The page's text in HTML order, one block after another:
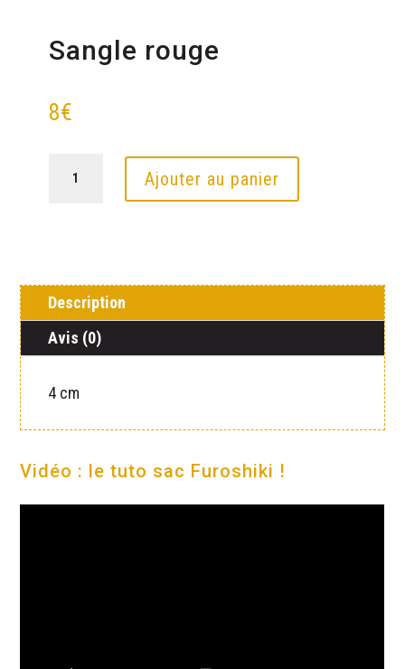
Sangle rouge
8€
Ajouter au panier
Description
Avis (0)
4 cm
Vidéo : le tuto sac Furoshiki !